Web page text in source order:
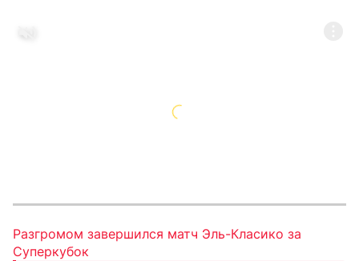
Разгромом завершился матч Эль-Класико за
Суперкубок